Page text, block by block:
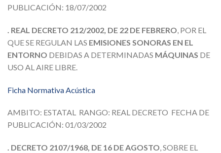
PUBLICACIÓN: 18/07/2002
. REAL DECRETO 212/2002, DE 22 DE FEBRERO , POR EL
QUE SE REGULAN LAS EMISIONES SONORAS EN EL
ENTORNO DEBIDAS A DETERMINADAS MÁQUINAS DE
USO AL AIRE LIBRE.
Ficha Normativa Acústica
AMBITO: ESTATAL RANGO: REAL DECRETO FECHA DE
PUBLICACIÓN: 01/03/2002
. DECRETO 2107/1968, DE 16 DE AGOSTO, SOBRE EL